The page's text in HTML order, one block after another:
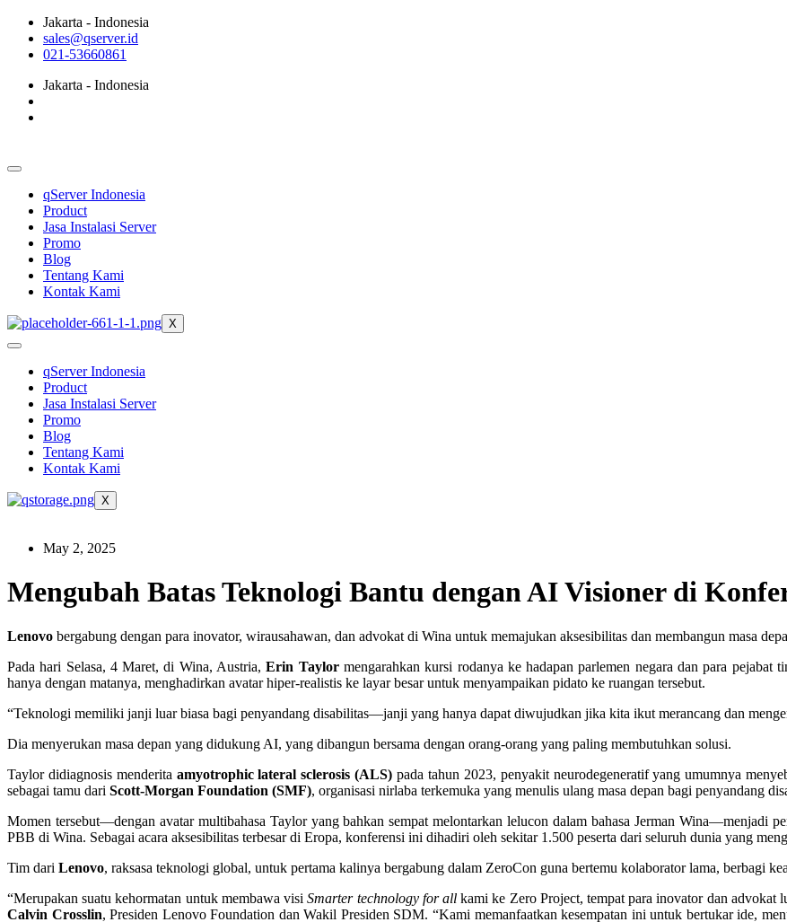
Jakarta - Indonesia
sales@qserver.id
021-53660861
Jakarta - Indonesia
qServer Indonesia
Product
Jasa Instalasi Server
Promo
Blog
Tentang Kami
Kontak Kami
X
qServer Indonesia
Product
Jasa Instalasi Server
Promo
Blog
Tentang Kami
Kontak Kami
X
May 2, 2025
Mengubah Batas Teknologi Bantu dengan AI Visioner di
Lenovo bergabung dengan para inovator, wirausahawan, dan advokat di Wina untuk memajukan aksesibilitas dan membangun masa
Pada hari Selasa, 4 Maret, di Wina, Austria,Erin Taylormengarahkan kursi rodanya ke hadapan parlemen negara dan para pejabat
hanya dengan matanya, menghadirkan avatar hiper-realistis ke layar besar untuk menyampaikan pidato ke ruangan tersebut.
“Teknologi memiliki janji luar biasa bagi penyandang disabilitas—janji yang hanya dapat diwujudkan jika kita ikut merancang dan
Dia menyerukan masa depan yang didukung AI, yang dibangun bersama dengan orang-orang yang paling membutuhkan solusi.
Taylor didiagnosis menderita amyotrophic lateral sclerosis (ALS) pada tahun 2023, penyakit neurodegeneratif yang umumnya
sebagai tamu dari Scott-Morgan Foundation (SMF), organisasi nirlaba terkemuka yang menulis ulang masa depan bagi penyandang
Momen tersebut—dengan avatar multibahasa Taylor yang bahkan sempat melontarkan lelucon dalam bahasa Jerman Wina—menjadi
PBB di Wina. Sebagai acara aksesibilitas terbesar di Eropa, konferensi ini dihadiri oleh sekitar 1.500 peserta dari seluruh dunia yang
Tim dari Lenovo, raksasa teknologi global, untuk pertama kalinya bergabung dalam ZeroCon guna bertemu kolaborator lama, berbagi
“Merupakan suatu kehormatan untuk membawa visiSmarter technology for allkami ke Zero Project, tempat para inovator dan advokat
Calvin Crosslin, Presiden Lenovo Foundation dan Wakil Presiden SDM. “Kami memanfaatkan kesempatan ini untuk bertukar ide,